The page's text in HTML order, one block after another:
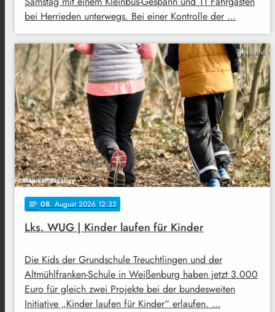
bei Herrieden unterwegs. Bei einer Kontrolle der …
Symbolbild
notes 08. August 2026 12:32
Lks. WUG | Kinder laufen für Kinder
Die Kids der Grundschule Treuchtlingen und der
Altmühlfranken-Schule in Weißenburg haben jetzt 3.000
Euro für gleich zwei Projekte bei der bundesweiten
Initiative „Kinder laufen für Kinder“ erlaufen. …